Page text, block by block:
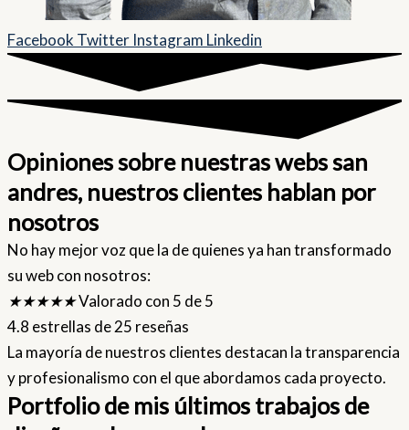
Facebook Twitter Instagram Linkedin
Opiniones sobre nuestras webs san
andres, nuestros clientes hablan por
nosotros
No hay mejor voz que la de quienes ya han transformado
su web con nosotros:
★★★★★Valorado con 5 de 5
4.8 estrellas de 25 reseñas
La mayoría de nuestros clientes destacan la transparencia
y profesionalismo con el que abordamos cada proyecto.
Portfolio de mis últimos trabajos de